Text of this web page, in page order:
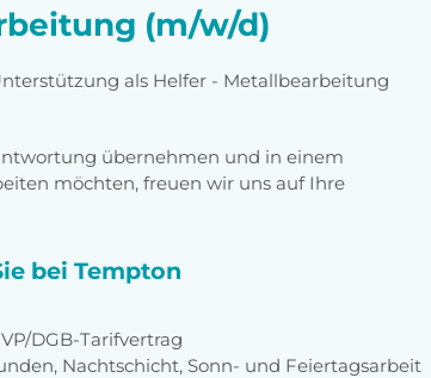
(m/w/d)
als Helfer - Metallbearbeitung
übernehmen und in einem
möchten, freuen wir uns auf Ihre
bei Tempton
DGB-Tarifvertrag
Nachtschicht, Sonn- und Feiertagsarbeit